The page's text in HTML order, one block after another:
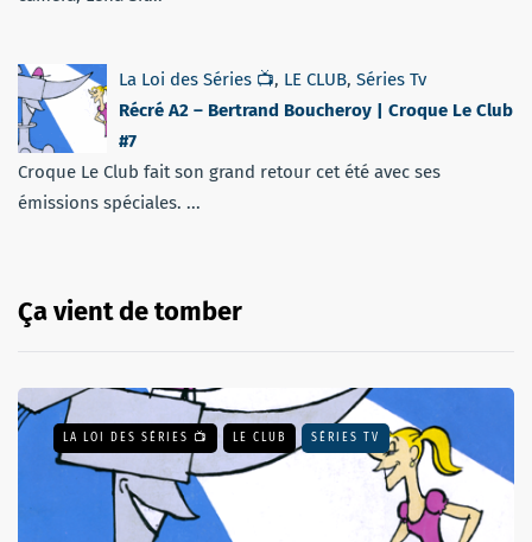
La Loi des Séries 📺, LE CLUB, Séries Tv
Récré A2 – Bertrand Boucheroy | Croque Le Club
#7
Croque Le Club fait son grand retour cet été avec ses
émissions spéciales. ...
Ça vient de tomber
LA LOI DES SÉRIES 📺 LE CLUB SÉRIES TV